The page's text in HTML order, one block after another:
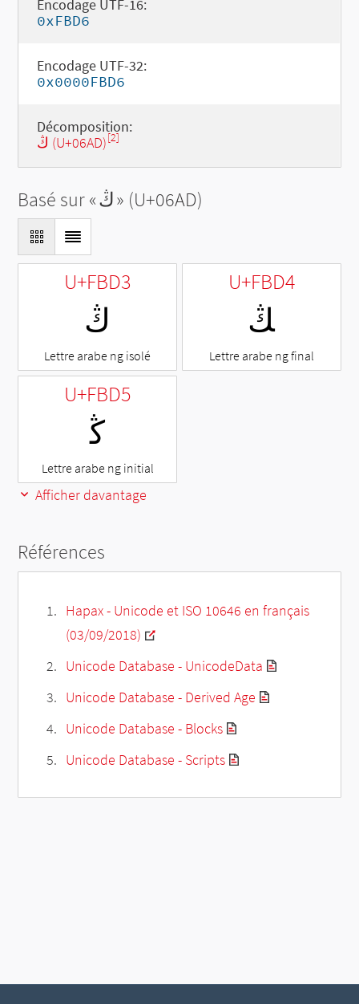
Encodage UTF-16:
0xFBD6
Encodage UTF-32:
0x0000FBD6
Décomposition:
ڭ (U+06AD)[2]
Basé sur «ڭ» (U+06AD)
U+FBD3
ﯓ
Lettre arabe ng isolé
U+FBD4
ﯔ
Lettre arabe ng final
U+FBD5
ﯕ
Lettre arabe ng initial
Afficher davantage
Références
Hapax - Unicode et ISO 10646 en français
(03/09/2018)
Unicode Database - UnicodeData
Unicode Database - Derived Age
Unicode Database - Blocks
Unicode Database - Scripts